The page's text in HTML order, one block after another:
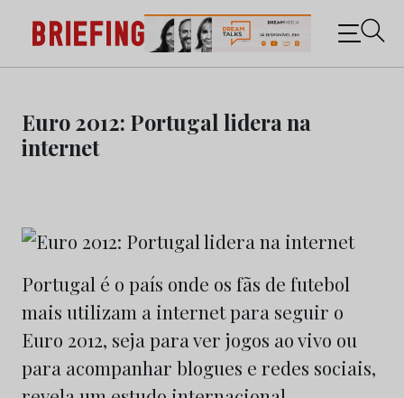
content
Briefing: Todas as notícias sobre os negócios do
Marketing e da Publicidade
Euro 2012: Portugal lidera na
internet
Portugal é o país onde os fãs de futebol
mais utilizam a internet para seguir o
Euro 2012, seja para ver jogos ao vivo ou
para acompanhar blogues e redes sociais,